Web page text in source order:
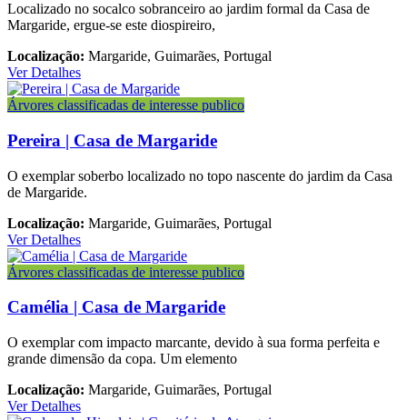
Localizado no socalco sobranceiro ao jardim formal da Casa de
Margaride, ergue-se este diospireiro,
Localização: Margaride, Guimarães, Portugal
Ver Detalhes
Árvores classificadas de interesse publico
Pereira | Casa de Margaride
O exemplar soberbo localizado no topo nascente do jardim da Casa
de Margaride.
Localização: Margaride, Guimarães, Portugal
Ver Detalhes
Árvores classificadas de interesse publico
Camélia | Casa de Margaride
O exemplar com impacto marcante, devido à sua forma perfeita e
grande dimensão da copa. Um elemento
Localização: Margaride, Guimarães, Portugal
Ver Detalhes